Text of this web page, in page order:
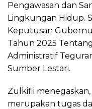
Pengawasan dan
Lingkungan Hidup.
Keputusan
Tahun 2025
Administratif
Sumber Lestari.
Zulkifli
merupakan tugas